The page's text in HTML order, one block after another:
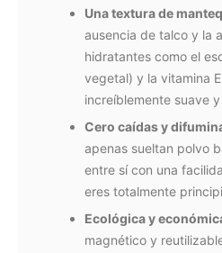
Una textura de
ausencia de talco y la
hidratantes como el
vegetal) y la vitamina
increíblemente suave
Cero caídas y
apenas sueltan polvo
entre sí con una
eres totalmente
Ecológica y
magnético y